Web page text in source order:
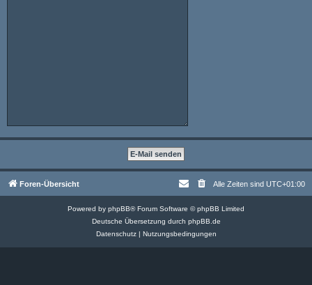
Foren-Übersicht Alle Zeiten sind UTC+01:00
Powered by phpBB® Forum Software © phpBB Limited
Deutsche Übersetzung durch phpBB.de
Datenschutz| Nutzungsbedingungen